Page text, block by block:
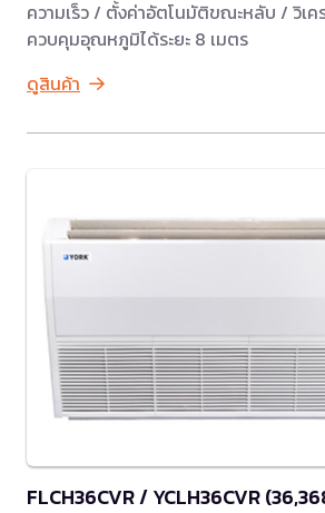
ความเร็ว / ตั้งค่าอัตโนมัติขณะหลับ / วิเคร
ควบคุมอุณหภูมิได้ระยะ 8 เมตร
ดูสินค้า
FLCH36CVR / YCLH36CVR